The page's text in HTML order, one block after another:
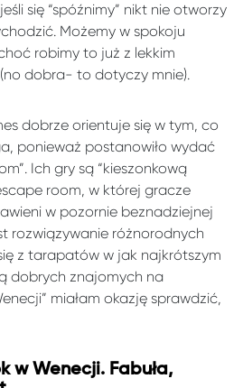
się “spóźnimy” nikt nie otworzy
Możemy w spokoju
robimy to już z lekkim
dobra- to dotyczy mnie).
dobrze orientuje się w tym, co
ponieważ postanowiło wydać
Ich gry są “kieszonkową
room, w której gracze
w pozornie beznadziejnej
rozwiązywanie różnorodnych
z tarapatów w jak najkrótszym
dobrych znajomych na
miałam okazję sprawdzić,
w Wenecji. Fabuła,